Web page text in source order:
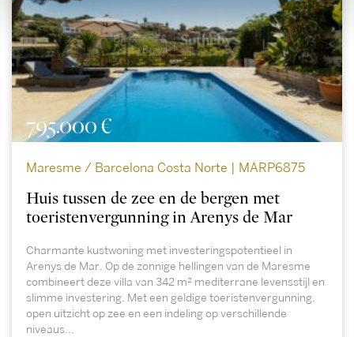
795.000 €
Maresme / Barcelona Costa Norte | MARP6875
Huis tussen de zee en de bergen met
toeristenvergunning in Arenys de Mar
Charmante kustwoning met investeringspotentieel in
Arenys de Mar. Op de zonnige hellingen van de Maresme
combineert deze villa van 342 m² mediterrane levensstijl en
slimme investering. Met een geldige toeristenvergunning,
open uitzicht op zee en een indeling op verschillende
niveaus...